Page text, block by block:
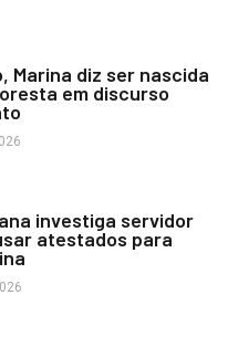
Marina diz ser nascida
em discurso
investiga servidor
atestados para